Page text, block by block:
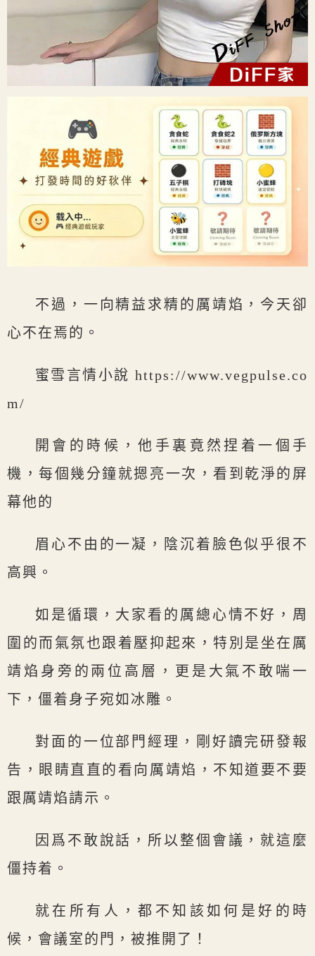
不過，一向精益求精的厲靖焰，今天卻
心不在焉的。
蜜雪言情小說 https://www.vegpulse.co
m/
開會的時候，他手裏竟然捏着一個手
機，每個幾分鐘就摁亮一次，看到乾淨的屏
幕他的
眉心不由的一凝，陰沉着臉色似乎很不
高興。
如是循環，大家看的厲總心情不好，周
圍的而氣氛也跟着壓抑起來，特別是坐在厲
靖焰身旁的兩位高層，更是大氣不敢喘一
下，僵着身子宛如冰雕。
對面的一位部門經理，剛好讀完研發報
告，眼睛直直的看向厲靖焰，不知道要不要
跟厲靖焰請示。
因爲不敢說話，所以整個會議，就這麼
僵持着。
就在所有人，都不知該如何是好的時
候，會議室的門，被推開了！